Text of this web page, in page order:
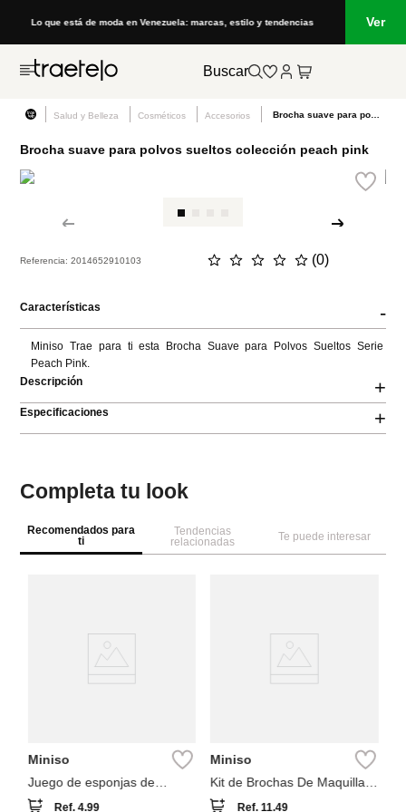
Lo que está de moda en Venezuela: marcas, estilo y tendencias Ver
Buscar
Salud y Belleza Cosméticos Accesorios
Brocha suave para polvos sueltos colección peach pink
Referencia:2014652910103 ☆ ☆ ☆ ☆ ☆ (0)
Características -
Miniso Trae para ti esta Brocha Suave para Polvos Sueltos Serie
Peach Pink.
Descripción
+
Especificaciones +
Completa tu look
Recomendados para
ti
Tendencias
relacionadas
Te puede interesar
Miniso
Juego de esponjas de
maquillaje
Ref.4.99
Miniso
Kit de Brochas De Maquillaje
Con estuche (2 modelos)
Ref. 11.49